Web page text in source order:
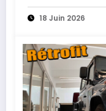
18 Juin 2026